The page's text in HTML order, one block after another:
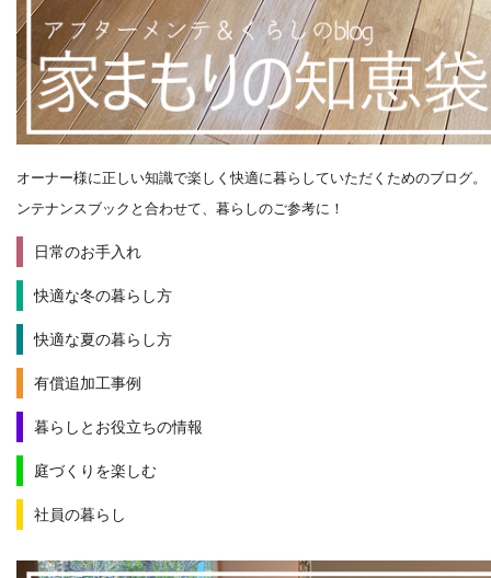
オーナー様に正しい知識で楽しく快適に暮らしていただくためのブログ。
ンテナンスブックと合わせて、暮らしのご参考に！
日常のお手入れ
快適な冬の暮らし方
快適な夏の暮らし方
有償追加工事例
暮らしとお役立ちの情報
庭づくりを楽しむ
社員の暮らし